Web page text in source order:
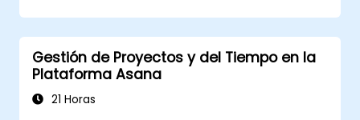
tableros de control para obtener
perspectivas ejecutivas.
Automatizar flujos de trabajo e integrar
ClickUp con sistemas empresariales.
Fortalecer la gobernanza, el
Gestión de Proyectos y del Tiempo en la
Plataforma Asana
21 Horas